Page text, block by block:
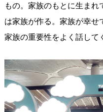
もの。家族のもとに生ま
は家族が作る。家族が幸せ
家族の重要性をよく話して